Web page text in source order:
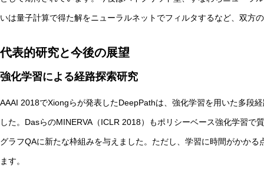
いは量子計算で得た解をニューラルネットでフィルタするなど、双方
代表的研究と今後の展望
強化学習による経路探索研究
AAAI 2018でXiongらが発表したDeepPathは、強化学習を用いた多段
した。DasらのMINERVA（ICLR 2018）もポリシーベース強化学習で
グラフQAに新たな枠組みを与えました。ただし、学習に時間がかか
ます。